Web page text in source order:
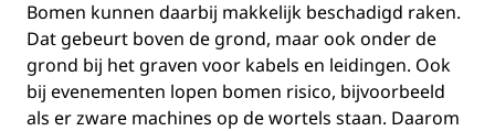
Bomen kunnen daarbij makkelijk beschadigd raken.
Dat gebeurt boven de grond, maar ook onder de
grond bij het graven voor kabels en leidingen. Ook
bij evenementen lopen bomen risico, bijvoorbeeld
als er zware machines op de wortels staan. Daarom